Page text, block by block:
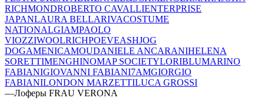
RICHMONDROBERTO CAVALLIENTERPRISE
JAPANLAURA BELLARIVACOSTUME
NATIONALGIAMPAOLO
VIOZZIWOOLRICHPOEVEASHJOG
DOGAMENICAMOUDANIELE ANCARANIHELENA
SORETTIMENGHINOMAP SOCIETYLORIBLUMARINO
FABIANIGIOVANNI FABIANI7AMGIORGIO
FABIANILONDON MARZETTILUCA GROSSI
—Лоферы FRAU VERONA